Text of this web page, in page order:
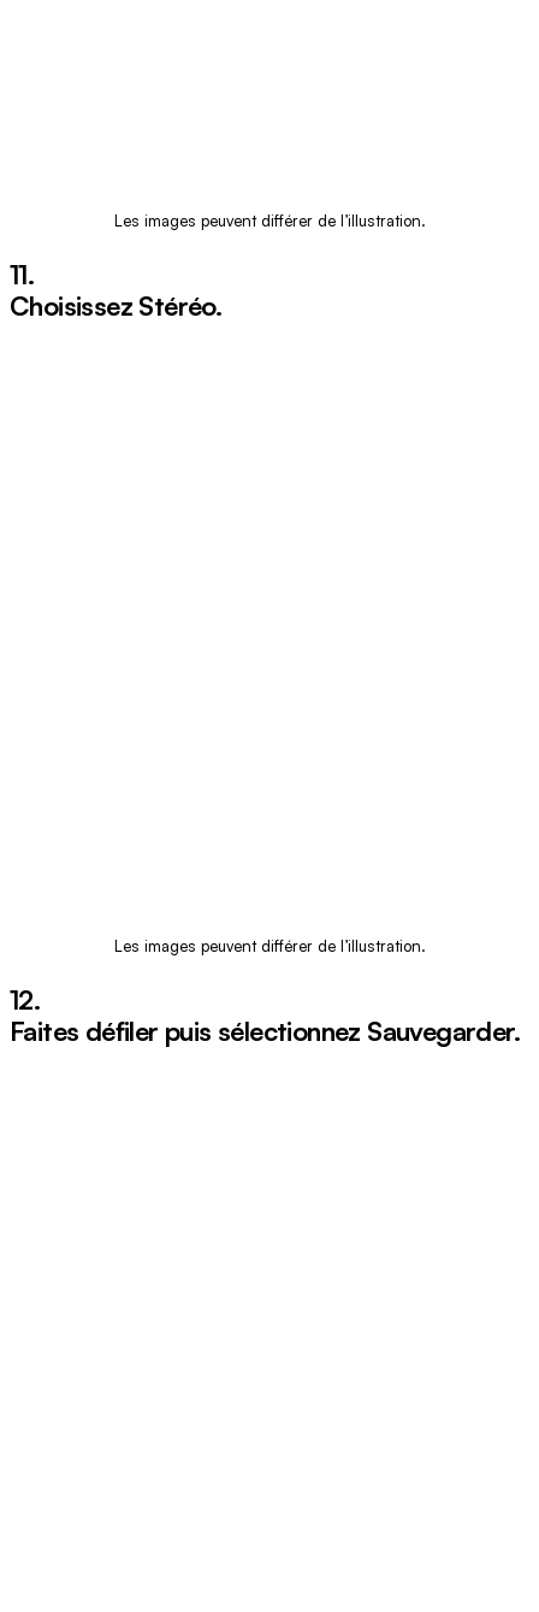
Les images peuvent différer de l’illustration.
11.
Choisissez Stéréo.
Les images peuvent différer de l’illustration.
12.
Faites défiler puis sélectionnez Sauvegarder.